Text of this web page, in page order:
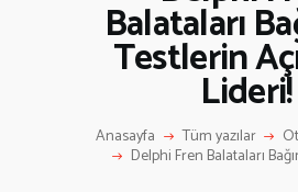
Balataları
Testlerin
Lideri!
Anasayfa Tüm yazılar
Delphi Fren Balataları
ANASAYFA
RÖPORTAJ
ANNE-ÇOCUK
KÜLTÜR SANAT
HAKKIMDA
İLETIŞIM